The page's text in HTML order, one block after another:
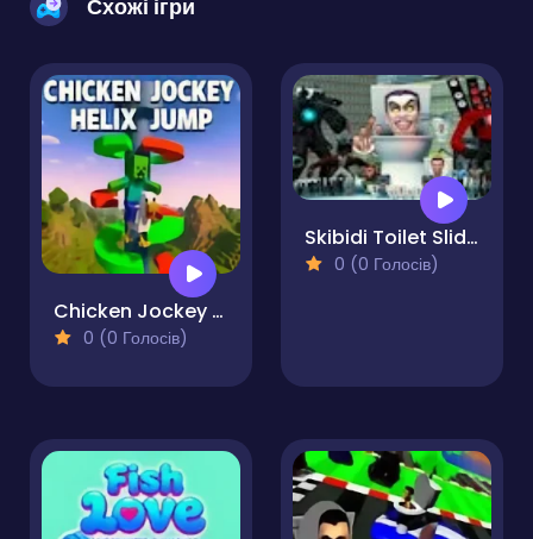
Схожі ігри
Chicken Jockey Helix Jump
0 (0 Голосів)
Skibidi Toilet Sliding Puzzle
0 (0 Голосів)